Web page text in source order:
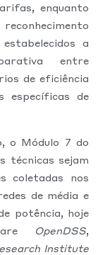
enquanto
a
entre
de eficiência
específicas de
o Módulo 7 do
técnicas sejam
coletadas nos
de média e
potência, hoje
OpenDSS,
Institute